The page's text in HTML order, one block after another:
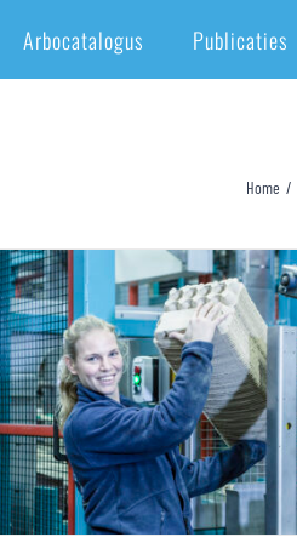
Arbocatalogus Publicaties
Home /